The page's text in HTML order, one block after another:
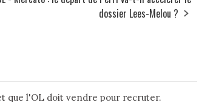
dossier Lees-Melou ?
que l'OL doit vendre pour recruter.